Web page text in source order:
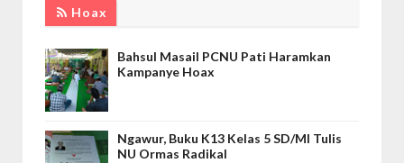
Hoax
Bahsul Masail PCNU Pati Haramkan
Kampanye Hoax
Ngawur, Buku K13 Kelas 5 SD/MI Tulis
NU Ormas Radikal